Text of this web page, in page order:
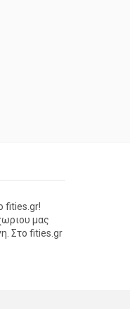
fities.gr!
μας
Στο fities.gr